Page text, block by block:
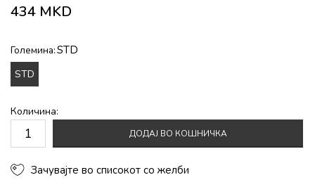
434 MKD
Големина:STD
STD
Количина:
ДОДАЈ ВО КОШНИЧКА
Зачувајте во списокот со желби